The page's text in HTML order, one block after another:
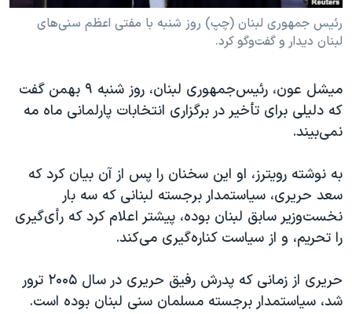
گالری عکس
آرشیو پخش زنده
اعتراضات زن، زندگی، آزادی
مجموعه مستندهای دادخواهی
دادگاه حمید نوری
چهل سال گروگان‌گیری
اعتراضات مردمی آبان ۹۸
اسرائیل در جنگ
نرگس محمدی برنده جایزه نوبل صلح
همایش محافظه‌کاران آمریکا «سی‌پک»
صفحه‌های ویژه
رئیس جمهوری لبنان (چپ) روز شنبه با مفتی اعظم سنی‌های
لبنان دیدار و گفت‌و‌گو کرد.
میشل عون، رئیس‌جمهوری لبنان، روز شنبه ۹ بهمن گفت
که دلیلی برای تأخیر در برگزاری انتخابات پارلمانی ماه مه
نمی‌بیند.
به نوشته رویترز، او این سخنان را پس از آن بیان کرد که
سعد حریری، سیاستمدار برجسته لبنانی که سه بار
نخست‌وزیر سابق لبنان بوده، پیشتر اعلام کرد که رأی‌گیری
را تحریم، و از سیاست کناره‌گیری می‌کند.
حریری از زمانی که پدرش رفیق حریری در سال ۲۰۰۵ ترور
شد، سیاستمدار برجسته مسلمان سنی لبنان بوده است.